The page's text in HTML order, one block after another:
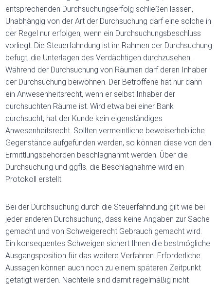
entsprechenden Durchsuchungserfolg schließen lassen,
Unabhängig von der Art der Durchsuchung darf eine solche in
der Regel nur erfolgen, wenn ein Durchsuchungsbeschluss
vorliegt. Die Steuerfahndung ist im Rahmen der Durchsuchung
befugt, die Unterlagen des Verdächtigen durchzusehen.
Während der Durchsuchung von Räumen darf deren Inhaber
der Durchsuchung beiwohnen. Der Betroffene hat nur dann
ein Anwesenheitsrecht, wenn er selbst Inhaber der
durchsuchten Räume ist. Wird etwa bei einer Bank
durchsucht, hat der Kunde kein eigenständiges
Anwesenheitsrecht. Sollten vermeintliche beweiserhebliche
Gegenstände aufgefunden werden, so können diese von den
Ermittlungsbehörden beschlagnahmt werden. Über die
Durchsuchung und ggfls. die Beschlagnahme wird ein
Protokoll erstellt.
Bei der Durchsuchung durch die Steuerfahndung gilt wie bei
jeder anderen Durchsuchung, dass keine Angaben zur Sache
gemacht und von Schweigerecht Gebrauch gemacht wird.
Ein konsequentes Schweigen sichert Ihnen die bestmögliche
Ausgangsposition für das weitere Verfahren. Erforderliche
Aussagen können auch noch zu einem späteren Zeitpunkt
getätigt werden. Nachteile sind damit regelmäßig nicht